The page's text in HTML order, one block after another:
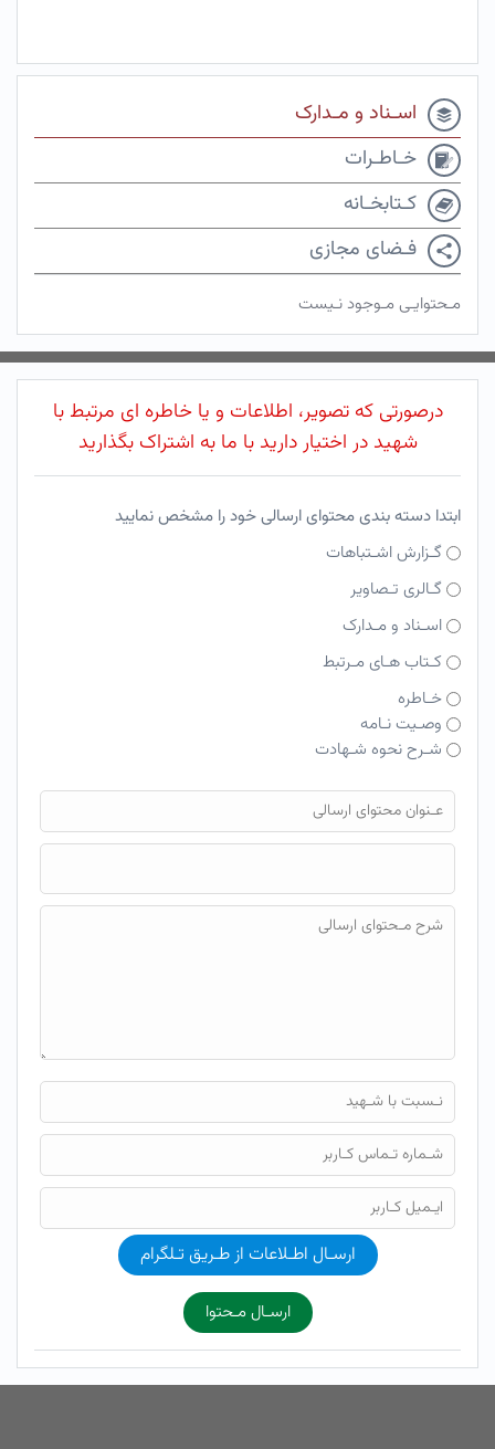
اسـناد و مـدارک
خـاطـرات
کـتابخـانه
فـضای مجازی
مـحتوایـی مـوجود نـیست
درصورتی که تصویر، اطلاعات و یا خاطره ای مرتبط با
شهید در اختیار دارید با ما به اشتراک بگذارید
ابتدا دسته بندی محتوای ارسالی خود را مشخص نمایید
گـزارش اشـتباهات
گـالری تـصاویر
اسـناد و مـدارک
کـتاب هـای مـرتبط
خـاطره
وصـیت نـامه
شـرح نحوه شـهادت
فایل محتوای ارسالی
ارسـال اطـلاعات از طـریق تـلگرام
ارسـال مـحتوا